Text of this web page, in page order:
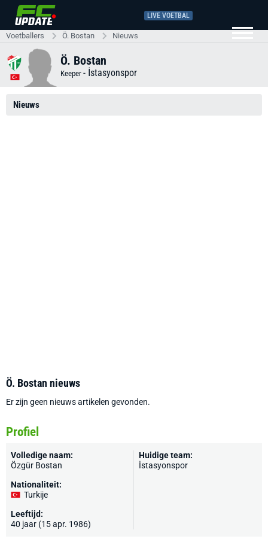
LIVE VOETBAL
Voetballers Ö. Bostan Nieuws
Ö. Bostan
Keeper - İstasyonspor
Nieuws
Ö. Bostan nieuws
Er zijn geen nieuws artikelen gevonden.
Profiel
Volledige naam:
Özgür Bostan
Nationaliteit:
Turkije
Leeftijd:
40 jaar (15 apr. 1986)
Huidige team:
İstasyonspor